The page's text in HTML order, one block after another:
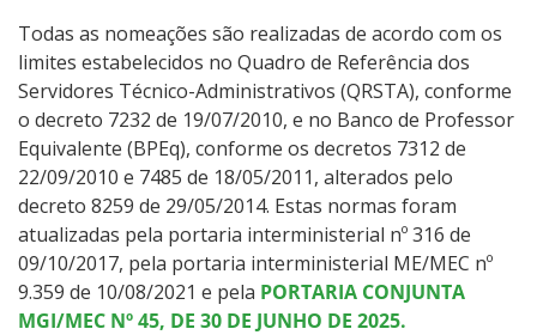
Todas as nomeações são realizadas de acordo com os
limites estabelecidos no Quadro de Referência dos
Servidores Técnico-Administrativos (QRSTA), conforme
o decreto 7232 de 19/07/2010, e no Banco de Professor
Equivalente (BPEq), conforme os decretos 7312 de
22/09/2010 e 7485 de 18/05/2011, alterados pelo
decreto 8259 de 29/05/2014. Estas normas foram
atualizadas pela portaria interministerial nº 316 de
09/10/2017, pela portaria interministerial ME/MEC nº
9.359 de 10/08/2021 e pela PORTARIA CONJUNTA
MGI/MEC Nº 45, DE 30 DE JUNHO DE 2025.